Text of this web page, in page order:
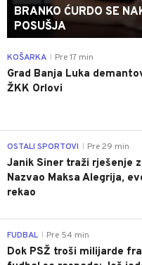
BRANKO ĆURDO SE
POSUŠJA
KOŠARKA Pre 17 min
Grad Banja Luka
ŽKK Orlovi
OSTALI SPORTOVI Pre 29 min
Janik Siner traži rješenje
Nazvao Maksa Alegrija,
rekao
FUDBAL Pre 54 min
Dok PSŽ troši milijarde